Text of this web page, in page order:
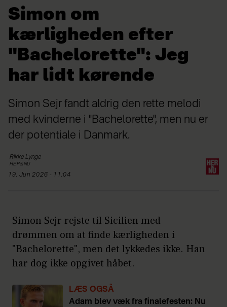
Simon om
kærligheden efter
"Bachelorette": Jeg
har lidt kørende
Simon Sejr fandt aldrig den rette melodi
med kvinderne i "Bachelorette", men nu er
der potentiale i Danmark.
Rikke Lynge
HER&NU
19. Jun 2026 - 11:04
Simon Sejr rejste til Sicilien med
drømmen om at finde kærligheden i
"Bachelorette", men det lykkedes ikke. Han
har dog ikke opgivet håbet.
LÆS OGSÅ
Adam blev væk fra finalefesten: Nu